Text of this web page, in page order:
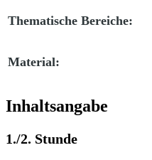
Thematische Bereiche:
Material:
Inhaltsangabe
1./2. Stunde